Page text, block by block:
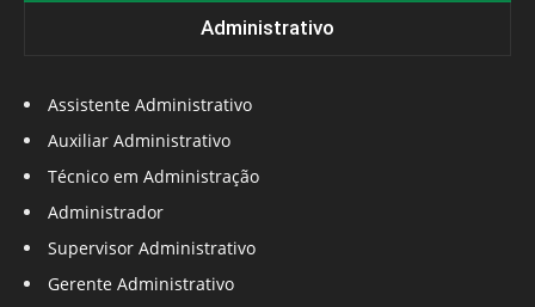
Administrativo
Assistente Administrativo
Auxiliar Administrativo
Técnico em Administração
Administrador
Supervisor Administrativo
Gerente Administrativo